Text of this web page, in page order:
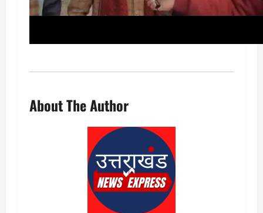
About The Author